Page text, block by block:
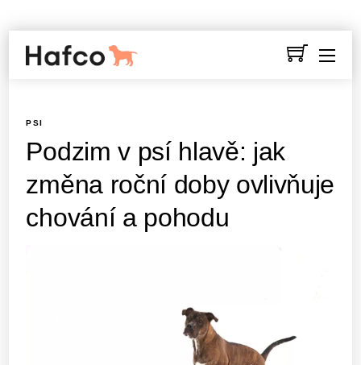
PSI
Podzim v psí hlavě: jak
změna roční doby ovlivňuje
chování a pohodu